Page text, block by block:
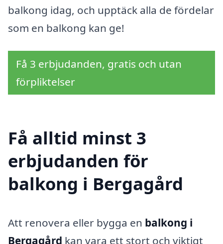
balkong idag, och upptäck alla de fördelar
som en balkong kan ge!
Få 3 erbjudanden, gratis och utan
förpliktelser
Få alltid minst 3
erbjudanden för
balkong i Bergagård
Att renovera eller bygga en balkong i
Bergagård kan vara ett stort och viktigt